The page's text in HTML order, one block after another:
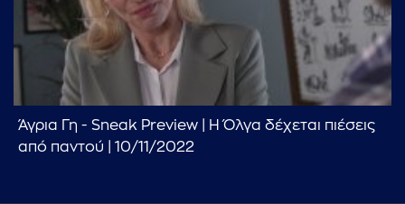
Άγρια Γη - Sneak Preview | Η Όλγα δέχεται πιέσεις
από παντού | 10/11/2022